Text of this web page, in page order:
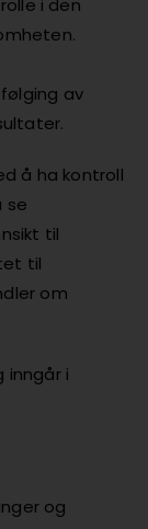
i den
av
å ha kontroll
se
til
til
om
inngår i
og